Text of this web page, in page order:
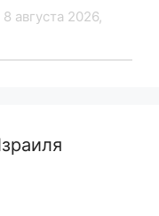
8 августа 2026,